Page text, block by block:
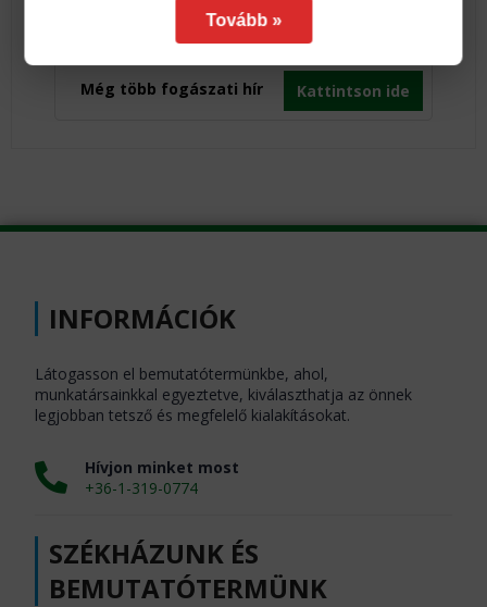
Még több fogászati hír Kattintson ide
INFORMÁCIÓK
Látogasson el bemutatótermünkbe, ahol,
munkatársainkkal egyeztetve, kiválaszthatja az önnek
legjobban tetsző és megfelelő kialakításokat.
Hívjon minket most
+36-1-319-0774
SZÉKHÁZUNK ÉS
BEMUTATÓTERMÜNK
Tovább »